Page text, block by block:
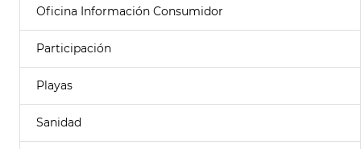
Oficina Información Consumidor
Participación
Playas
Sanidad